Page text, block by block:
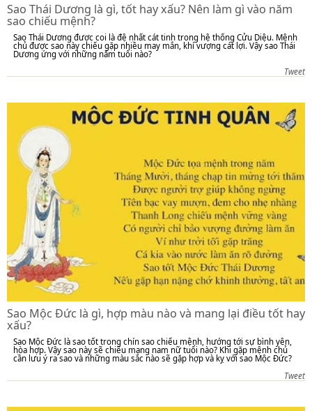
Sao Thái Dương là gì, tốt hay xấu? Nên làm gì vào năm
sao chiếu mệnh?
Sao Thái Dương được coi là đệ nhất cát tinh trong hệ thống Cửu Diệu. Mệnh
chủ được sao này chiếu gặp nhiều may mắn, khí vượng cát lợi. Vậy sao Thái
Dương ứng với những năm tuổi nào?
Tweet
Sao Mộc Đức là gì, hợp màu nào và mang lại điều tốt hay
xấu?
Sao Mộc Đức là sao tốt trong chín sao chiếu mệnh, hướng tới sự bình yên,
hòa hợp. Vậy sao này sẽ chiếu mạng nam nữ tuổi nào? Khi gặp mệnh chủ
cần lưu ý ra sao và những màu sắc nào sẽ gặp hợp và kỵ với sao Mộc Đức?
Tweet